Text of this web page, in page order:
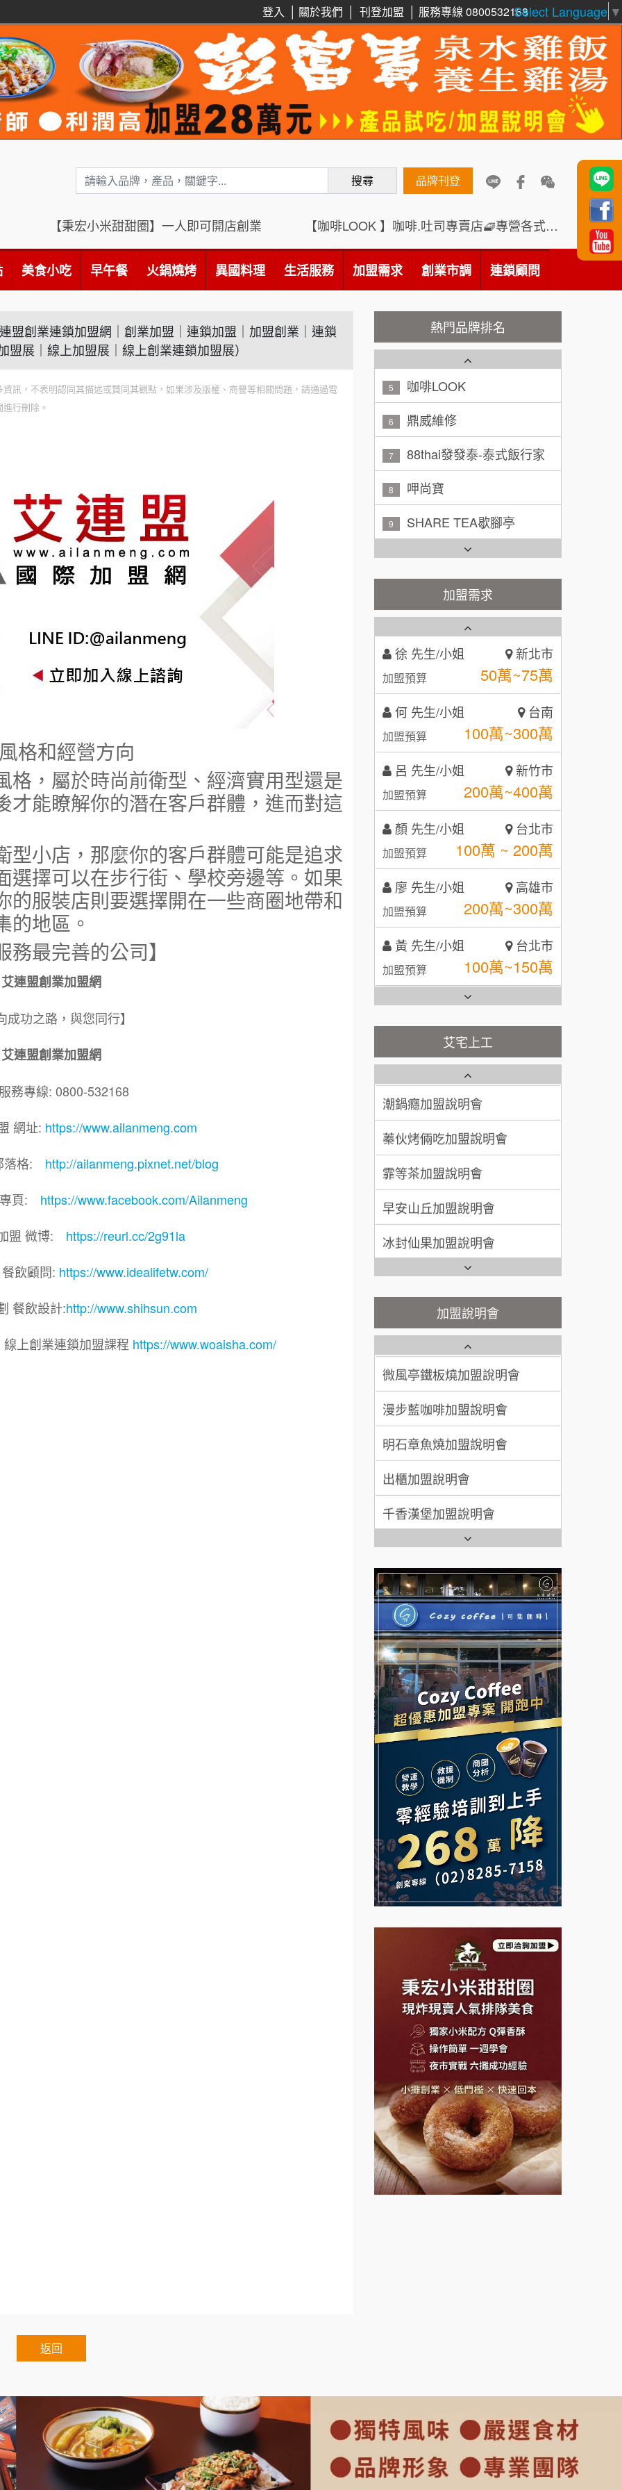
Select Language ▼
關於我們 刊登加盟 服務專線 0800532168
登入
搜尋 品牌刊登
【秉宏小米甜甜圈】一人即可開店創業 【咖啡LOOK 】咖啡.吐司專賣店🧇專營各式創意法式吐司
美食小吃 早午餐 火鍋燒烤 異國料理 生活服務 加盟需求 創業市調 連鎖顧問
盟創業連鎖加盟網｜創業加盟｜連鎖加盟｜加盟創業｜連鎖
展｜線上加盟展｜線上創業連鎖加盟展）
訊，不表明認同其描述或贊同其觀點，如果涉及版權、商譽等相關問題，請通過電
行刪除。
格和經營方向
格，屬於時尚前衛型、經濟實用型還是
才能瞭解你的潛在客戶群體，進而對這
型小店，那麼你的客戶群體可能是追求
選擇可以在步行街、學校旁邊等。如果
的服裝店則要選擇開在一些商圈地帶和
的地區。
務最完善的公司】
艾連盟創業加盟網
成功之路，與您同行】
艾連盟創業加盟網
務專線: 0800-532168
網址: https://www.ailanmeng.com
落格: http://ailanmeng.pixnet.net/blog
頁: https://www.facebook.com/Ailanmeng
盟 微博: https://reurl.cc/2g91la
飲顧問: https://www.idealifetw.com/
餐飲設計:http://www.shihsun.com
上創業連鎖加盟課程 https://www.woaisha.com/
返回
熱門品牌排名
6 鼎威維修
7 88thai發發泰-泰式飯行家
8 呷尚寶
SHARE TEA歇腳亭
2 霏等茶
3 秉宏小米甜甜圈
4 潮鍋癮
5 咖啡LOOK
6 鼎威維修
7 88thai發發泰-泰式飯行家
8 呷尚寶
9 SHARE TEA歇腳亭
TEA TOP台灣第一味
Cozy coffee可集咖啡
2 霏等茶
3 秉宏小米甜甜圈
4 潮鍋癮
5 咖啡LOOK
6 鼎威維修
7 88thai發發泰-泰式飯行家
8 呷尚寶
9 SHARE TEA歇腳亭
10 TEA TOP台灣第一味
加盟需求
周 先生/小姐 台北
加盟預算 100萬 ~150萬
徐 先生/小姐 新北市
加盟預算 50萬~75萬
何 先生/小姐
加盟預算 100萬~300萬
呂 先生/小姐 新竹市
加盟預算 200萬~400萬
顏 先生/小姐 台北市
廖 先生/小姐 高雄市
200萬~300萬
黃 先生/小姐 台北市
加盟預算
林 先生/小姐 屏東縣
加盟預算 100萬 ~ 200萬
吳 先生/小姐
加盟預算 100萬~200萬
100萬 ~150萬
加盟預算 50萬~75萬
何 先生/小姐 台南
加盟預算 100萬~300萬
呂 先生/小姐 新竹市
加盟預算 200萬~400萬
顏 先生/小姐 台北市
加盟預算 100萬 ~ 200萬
廖 先生/小姐 高雄市
加盟預算 200萬~300萬
黃 先生/小姐 台北市
加盟預算 100萬~150萬
林 先生/小姐 屏東縣
加盟預算 100萬 ~ 200萬
吳 先生/小姐
加盟預算 100萬~200萬
周 先生/小姐
加盟預算 100萬 ~150萬
徐 先生/小姐 新北市
加盟預算 50萬~75萬
何 先生/小姐
加盟預算 100萬~300萬
呂 先生/小姐 新竹市
加盟預算 200萬~400萬
顏 先生/小姐 台北市
加盟預算 100萬 ~ 200萬
廖 先生/小姐 高雄市
加盟預算 200萬~300萬
艾宅上工
【曉妍美妝】誠徵行政櫃檯
(台中市)
MUSHEN徵SPA美容芳療師
日十。早午食加盟說明會
拾鑶火鍋加盟說明會
全家加盟說明會
台灣G湯加盟說明會
彭富貴加盟說明會
NU PASTA義大利麵加盟說明
會
潮鍋癮加盟說明會
蓁伙烤倆吃加盟說明會
霏等茶加盟說明會
早安山丘加盟說明會
冰封仙果加盟說明會
Ramble Café 漫步藍咖啡加盟
微風亭鐵板燒加盟說明會
鮮茶道加盟說明會
【曉妍美妝】誠徵行政櫃檯
自助洗衣店誠徵代洗收送人員
(台中市)
MUSHEN徵SPA美容芳療師
日十。早午食加盟說明會
拾鑶火鍋加盟說明會
全家加盟說明會
台灣G湯加盟說明會
彭富貴加盟說明會
NU PASTA義大利麵加盟說明
會
潮鍋癮加盟說明會
蓁伙烤倆吃加盟說明會
霏等茶加盟說明會
早安山丘加盟說明會
冰封仙果加盟說明會
Ramble Café 漫步藍咖啡加盟
說明會
微風亭鐵板燒加盟說明會
鮮茶道加盟說明會
【曉妍美妝】誠徵行政櫃檯
自助洗衣店誠徵代洗收送人員
(台中市)
MUSHEN徵SPA美容芳療師
日十。早午食加盟說明會
拾鑶火鍋加盟說明會
加盟說明會
藍象廷泰式火鍋加盟說明會
日十。早午食加盟說明會
上宇林加盟說明會
莫尼早餐Morni加盟說明會
手作功夫茶加盟說明會
SHARE TEA歇腳亭加盟說明會
潮味決-湯滷專門店加盟說明會
鬍子茶加盟說明會
鮮茶道加盟說明會
微風亭鐵板燒加盟說明會
漫步藍咖啡加盟說明會
明石章魚燒加盟說明會
出櫃加盟說明會
千香漢堡加盟說明會
七盞茶加盟說明會
拉亞漢堡加盟說明會
杜芳子古味茶鋪加盟說明會
優握握×酸奶大獅加盟說明會
冬城門加盟說明會
拾鑶火鍋加盟說明會
阿性情趣無人販售所加盟明會
龍涎居好湯加盟說明會
舒油頭加盟說明會
韓金量加盟說明會
義氣豐發雞加盟說明會
白鬍泡泡 BOHO POPO加盟說
明會
雞咕雞咕加盟說明會
TEA TOP加盟說明會
珍好味臭臭鍋加盟說明會
藍象廷泰式火鍋加盟說明會
日十。早午食加盟說明會
上宇林加盟說明會
鮮茶道加盟說明會
微風亭鐵板燒加盟說明會
漫步藍咖啡加盟說明會